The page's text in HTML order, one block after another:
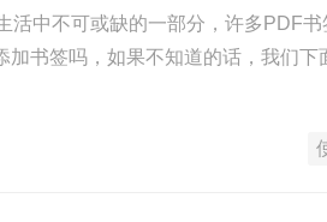
活中不可或缺的一部分，许多PDF
书签吗，如果不知道的话，我们下